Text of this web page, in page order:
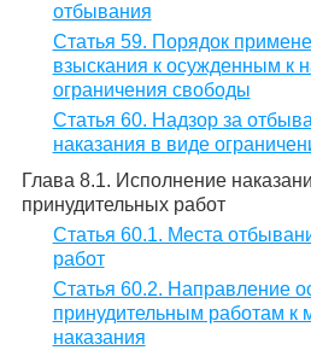
отбывания
Статья 59. Порядок
взыскания к осужденным к
ограничения свободы
Статья 60. Надзор за
наказания в виде
Глава 8.1. Исполнение
принудительных работ
Статья 60.1. Места
работ
Статья 60.2. Направление
принудительным работам к
наказания